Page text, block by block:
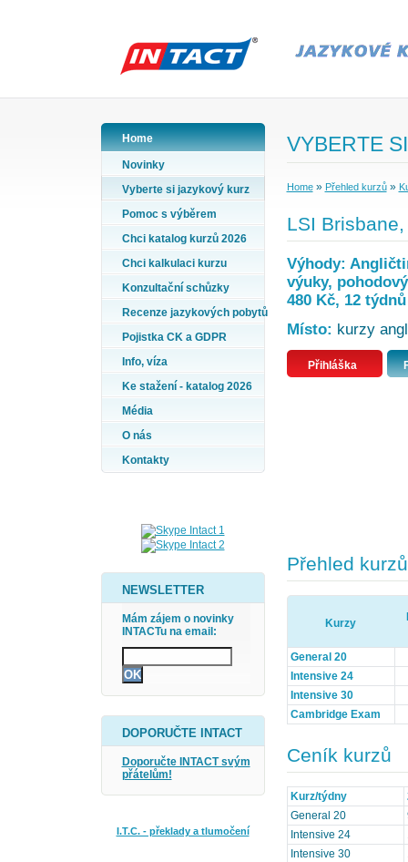
Home
Novinky
Vyberte si jazykový kurz
Pomoc s výběrem
Chci katalog kurzů 2026
Chci kalkulaci kurzu
Konzultační schůzky
Recenze jazykových pobytů
Pojistka CK a GDPR
Info, víza
Ke stažení - katalog 2026
Média
O nás
Kontakty
NEWSLETTER
Mám zájem o novinky
INTACTu na email:
DOPORUČTE INTACT
Doporučte INTACT svým
přátelům!
I.T.C. - překlady a tlumočení
VYBERTE
Home» Přehled kurzů»
LSI
Výhody:
výuky,
480 Kč, 12
Místo: kurzy
Přihláška
Přehled kurzů
Kurzy
General 20
Intensive 24
Intensive 30
Cambridge Exam
Ceník kurzů
Kurz/týdny
General 20
Intensive 24
Intensive 30